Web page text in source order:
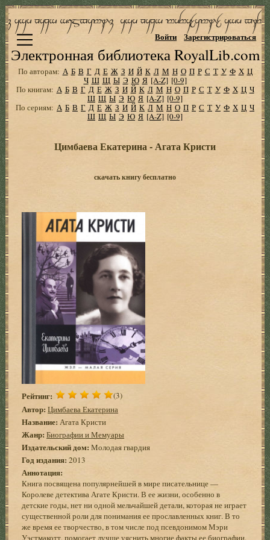
Электронная библиотека RoyalLib.com
Войти Зарегистрироваться
По авторам: А Б В Г Д Е Ж З И Й К Л М Н О П Р С Т У Ф Х Ц
Ч Ш Щ Ы Э Ю Я [A-Z] [0-9]
По книгам: А Б В Г Д Е Ж З И Й К Л М Н О П Р С Т У Ф Х Ц Ч
Ш Щ Ы Э Ю Я [A-Z] [0-9]
По сериям: А Б В Г Д Е Ж З И Й К Л М Н О П Р С Т У Ф Х Ц Ч
Ш Щ Ы Э Ю Я [A-Z] [0-9]
Цимбаева Екатерина - Агата Кристи
скачать книгу бесплатно
Рейтинг: (3)
Автор: Цимбаева Екатерина
Название: Агата Кристи
Жанр: Биографии и Мемуары
Издательский дом: Молодая гвардия
Год издания: 2013
Аннотация:
Книга посвящена популярнейшей в мире писательнице —
Королеве детектива Агате Кристи. В ее жизни, особенно в
детские годы, нет ни одной мельчайшей детали, которая не играет
существенной роли для понимания ее прославленных книг. В то
же время ее творчество, в том числе под псевдонимом Мэри
Уэстмакотт, помогает лучше уяснить многие факты ее биографии.